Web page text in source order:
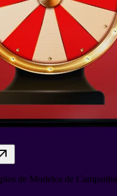
de Modelos de Campanha